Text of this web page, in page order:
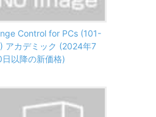
Control for PCs (101-
アカデミック (2024年7
日以降の新価格)